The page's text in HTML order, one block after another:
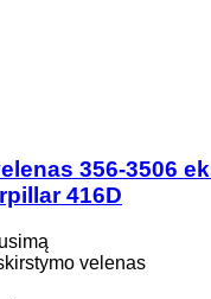
356-3506
416D
velenas